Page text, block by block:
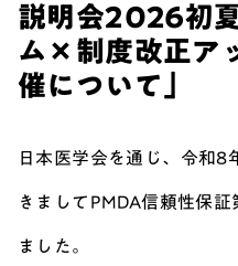
説明会2026初
ム×制度改正ア
催について」
日本医学会を通じ、 令和8
きましてPMDA信頼性保
ました。